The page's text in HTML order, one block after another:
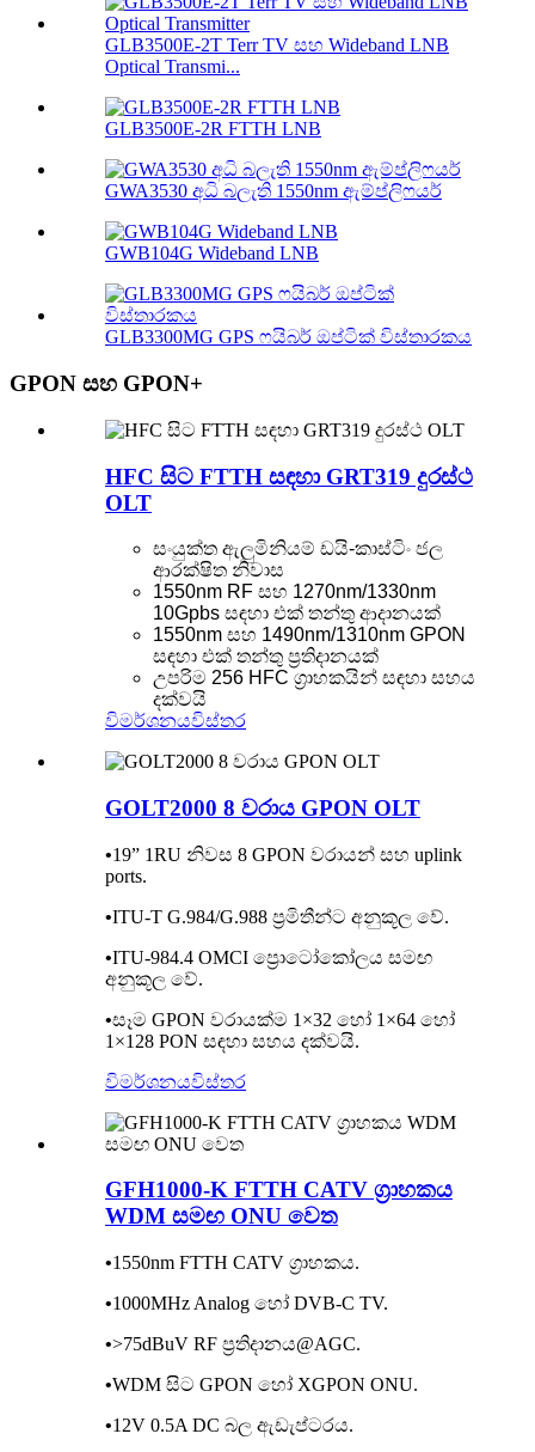
GLB3500E-2T Terr TV සහ Wideband LNB
Optical Transmi...
GLB3500E-2R FTTH LNB
GWA3530 අධි බලැති 1550nm ඇම්ප්ලිෆයර්
GWB104G Wideband LNB
GLB3300MG GPS ෆයිබර් ඔප්ටික් විස්තාරකය
GPON සහ GPON+
HFC සිට FTTH සඳහා GRT319 දුරස්ථ
OLT
සංයුක්ත ඇලුමිනියම් ඩයි-කාස්ටිං ජල
ආරක්ෂිත නිවාස
1550nm RF සහ 1270nm/1330nm
10Gpbs සඳහා එක් තන්තු ආදානයක්
1550nm සහ 1490nm/1310nm GPON
සඳහා එක් තන්තු ප්‍රතිදානයක්
උපරිම 256 HFC ග්‍රාහකයින් සඳහා සහය
දක්වයි
විමර්ශනයවිස්තර
GOLT2000 8 වරාය GPON OLT
•19” 1RU නිවස 8 GPON වරායන් සහ uplink
ports.
•ITU-T G.984/G.988 ප්‍රමිතීන්ට අනුකූල වේ.
•ITU-984.4 OMCI ප්‍රොටෝකෝලය සමඟ
අනුකූල වේ.
•සෑම GPON වරායක්ම 1×32 හෝ 1×64 හෝ
1×128 PON සඳහා සහය දක්වයි.
විමර්ශනයවිස්තර
GFH1000-K FTTH CATV ග්‍රාහකය
WDM සමඟ ONU වෙත
•1550nm FTTH CATV ග්‍රාහකය.
•1000MHz Analog හෝ DVB-C TV.
•>75dBuV RF ප්‍රතිදානය@AGC.
•WDM සිට GPON හෝ XGPON ONU.
•12V 0.5A DC බල ඇඩැප්ටරය.